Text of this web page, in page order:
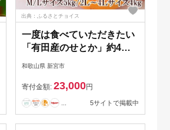
出典：ふるさとチョイス
一度は食べていただきたい
「有田産のせとか」約4～
5kg（サイズおまかせ）
3月上旬頃に順次発送
【tecj1024】
和歌山県 新宮市
寄付金額: 23,000円
5サイトで掲載中